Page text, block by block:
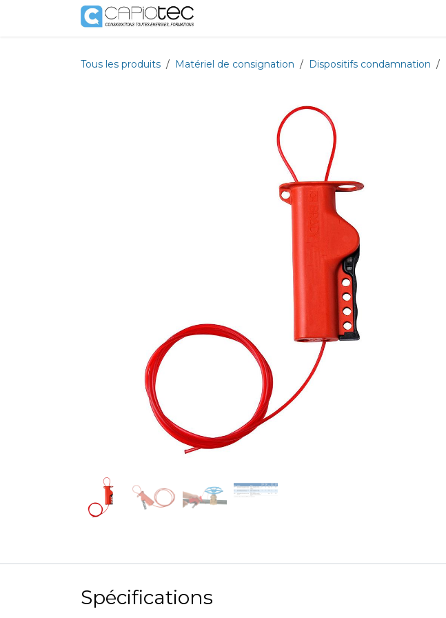
Se rendre au contenu
Tous les produits Matériel de consignation Dispositifs condamnation
Spécifications